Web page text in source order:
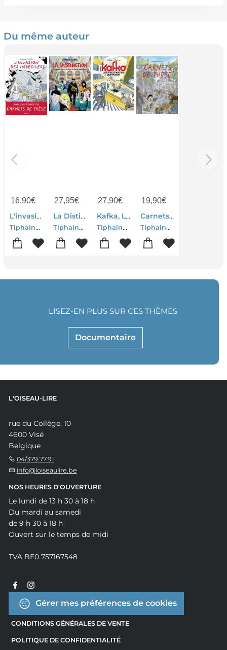
Du même auteur
16,90€
L'invasion Des Imbeciles
Tiphaine Riviere
27,95€
La Distinction
Tiphaine Riviere
27,90€
Kafka, Les Mecanismes Du Pouvoir
Tiphaine Riviere
19,90€
Carnets De These
Tiphaine Riviere
Documentaire
LISEZ-EN PLUS SUR CES THÈMES
L'OISEAU-LIRE
rue du Collège, 10
4600 Visé
Belgique
04/379.77.91
info@loiseaulire.be
NOS HEURES D'OUVERTURE
Le lundi de 13 h 30 à 18 h
Du mardi au samedi
de 9 h 30 à 18 h
Ouvert sur le temps de midi
TVA BE0 757167548
Gérer mes préférences de cookies
CONDITIONS GÉNÉRALES DE VENTE
POLITIQUE DE CONFIDENTIALITÉ